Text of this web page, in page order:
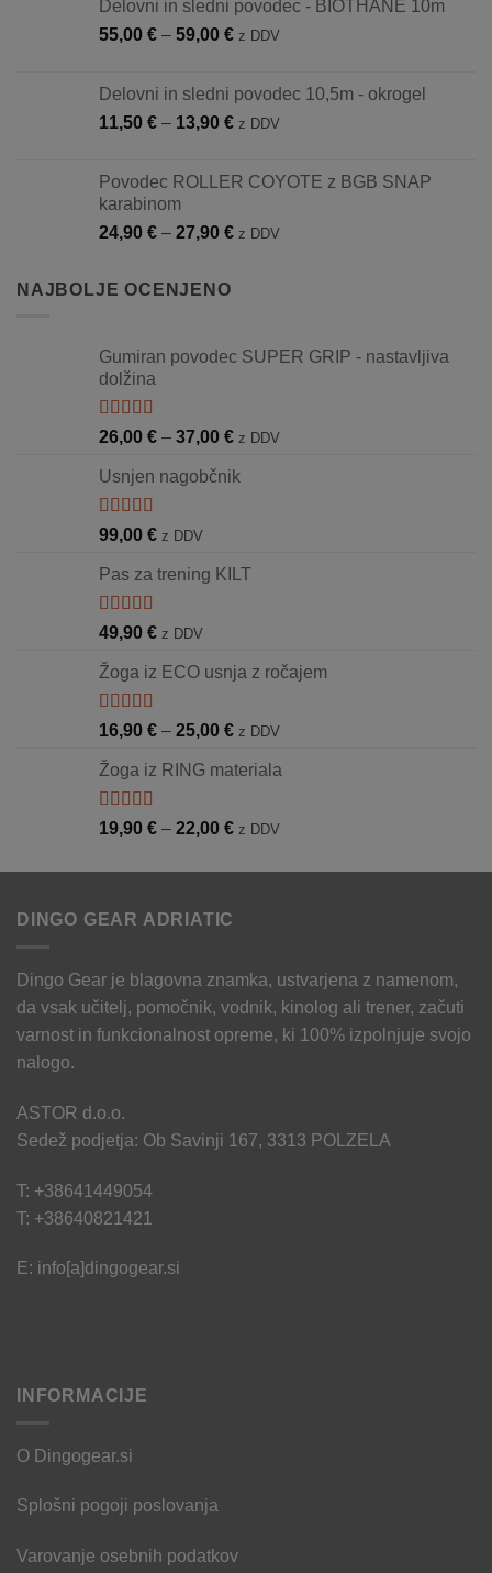
Delovni in sledni povodec - BIOTHANE 10m
55,00 € – 59,00 €Cenovni
55,00 €
do
z DDV
Delovni in sledni povodec 10,5m - okrogel
11,50 € – 13,90 €Cenovni
11,50 €
13,90 €
z DDV
Povodec ROLLER COYOTE z BGB SNAP
karabinom
24,90 € – 27,90 €Cenovni
27,90 €
z DDV
NAJBOLJE OCENJENO
Gumiran povodec SUPER GRIP - nastavljiva
dolžina
Ocenjeno
26,00 € – 37,00 €Cenovni
od
z DDV
Usnjen nagobčnik
Ocenjeno
99,00 € z DDV
Pas za trening KILT
Ocenjeno
49,90 € z DDV
Žoga iz ECO usnja z ročajem
Ocenjeno
16,90 € – 25,00 €Cenovni
od
do
z DDV
Žoga iz RING materiala
Ocenjeno
19,90 € – 22,00 €Cenovni
od
z DDV
DINGO GEAR ADRIATIC
Dingo Gear je blagovna znamka, ustvarjena z namenom,
da vsak učitelj, pomočnik, vodnik, kinolog ali trener, začuti
varnost in funkcionalnost opreme, ki 100% izpolnjuje svojo
nalogo.
ASTOR d.o.o.
Sedež podjetja: Ob Savinji 167, 3313 POLZELA
T: +38641449054
T: +38640821421
E: info[a]dingogear.si
INFORMACIJE
O Dingogear.si
Splošni pogoji poslovanja
Varovanje osebnih podatkov